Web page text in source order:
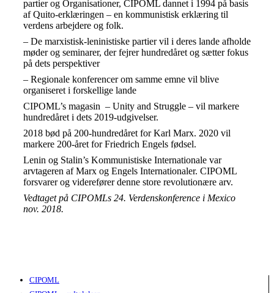
partier og Organisationer, CIPOML dannet i 1994 på basis
af Quito-erklæringen – en kommunistisk erklæring til
verdens arbejdere og folk.
– De marxistisk-leninistiske partier vil i deres lande afholde
møder og seminarer, der fejrer hundredåret og sætter fokus
på dets perspektiver
– Regionale konferencer om samme emne vil blive
organiseret i forskellige lande
CIPOML’s magasin – Unity and Struggle – vil markere
hundredåret i dets 2019-udgivelser.
2018 bød på 200-hundredåret for Karl Marx. 2020 vil
markere 200-året for Friedrich Engels fødsel.
Lenin og Stalin’s Kommunistiske Internationale var
arvtageren af Marx og Engels Internationaler. CIPOML
forsvarer og viderefører denne store revolutionære arv.
Vedtaget på CIPOMLs 24. Verdenskonference i Mexico
nov. 2018.
CIPOML